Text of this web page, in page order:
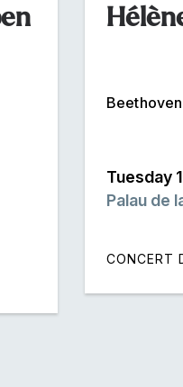
Tuesday
Palau de
CONCERT